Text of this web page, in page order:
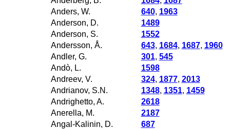
Anders, W.
640, 1963
Anderson, D.
1489
Anderson, S.
1552
Andersson, Å.
643, 1684, 1687, 1960
Andler, G.
301, 545
Andò, L.
1598
Andreev, V.
324, 1877, 2013
Andrianov, S.N.
1348, 1351, 1459
Andrighetto, A.
2618
Anerella, M.
2187
Angal-Kalinin, D.
687